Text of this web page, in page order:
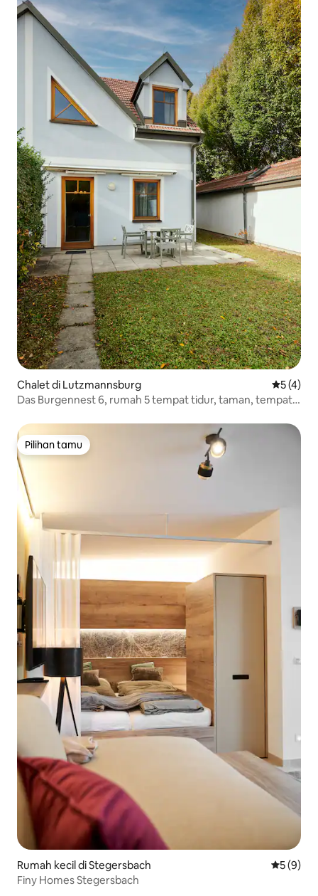
Chalet di Lutzmannsburg Nilai
5 (4)
Das Burgennest 6, rumah 5 tempat tidur, taman, tempat
Pilihan tamu
Pilihan tamu
Rumah kecil di Stegersbach Nilai
5 (9)
Finy Homes Stegersbach